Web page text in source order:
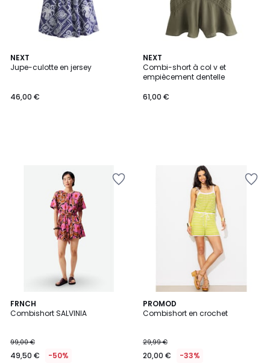
NEXT
Jupe-culotte en jersey
46,00 €
NEXT
Combi-short à col v et
empiècement dentelle
61,00 €
FRNCH
Combishort SALVINIA
99,00 €
49,50 € -50%
PROMOD
Combishort en crochet
29,99 €
20,00 € -33%